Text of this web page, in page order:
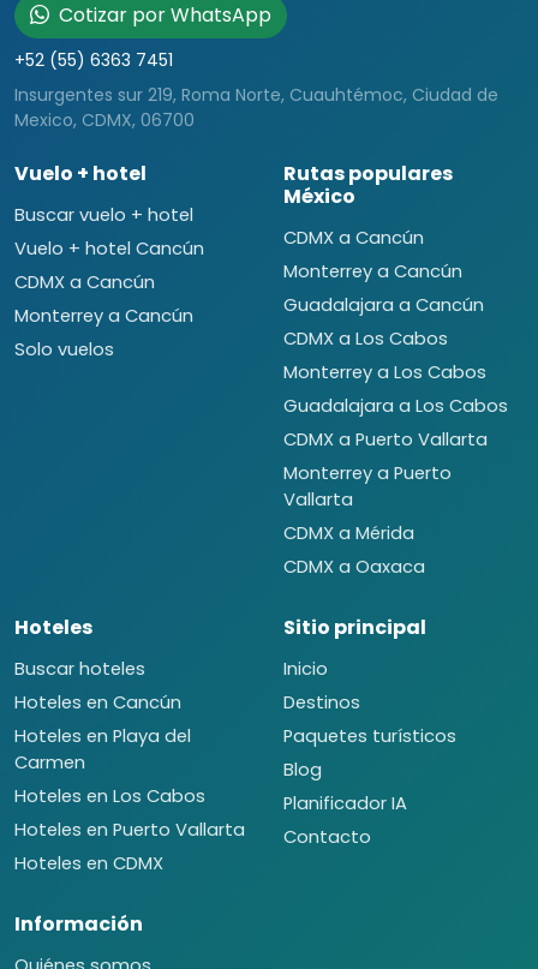
Cotizar por WhatsApp
+52 (55) 6363 7451
Insurgentes sur 219, Roma Norte, Cuauhtémoc, Ciudad de
Mexico, CDMX, 06700
Vuelo + hotel
Buscar vuelo + hotel
Vuelo + hotel Cancún
CDMX a Cancún
Monterrey a Cancún
Solo vuelos
Rutas populares
México
CDMX a Cancún
Monterrey a Cancún
Guadalajara a Cancún
CDMX a Los Cabos
Monterrey a Los Cabos
Guadalajara a Los Cabos
CDMX a Puerto Vallarta
Monterrey a Puerto
Vallarta
CDMX a Mérida
CDMX a Oaxaca
Hoteles
Buscar hoteles
Hoteles en Cancún
Hoteles en Playa del
Carmen
Hoteles en Los Cabos
Hoteles en Puerto Vallarta
Hoteles en CDMX
Sitio principal
Inicio
Destinos
Paquetes turísticos
Blog
Planificador IA
Contacto
Información